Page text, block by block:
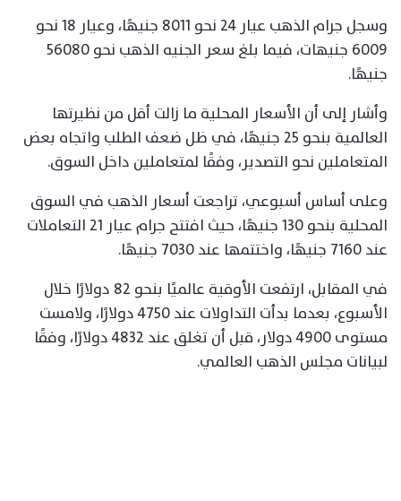
وسجل جرام الذهب عيار 24 نحو 8011 جنيهًا، وعيار 18 نحو
6009 جنيهات، فيما بلغ سعر الجنيه الذهب نحو 56080
جنيهًا.
وأشار إلى أن الأسعار المحلية ما زالت أقل من نظيرتها
العالمية بنحو 25 جنيهًا، في ظل ضعف الطلب واتجاه بعض
المتعاملين نحو التصدير، وفقًا لمتعاملين داخل السوق.
وعلى أساس أسبوعي، تراجعت أسعار الذهب في السوق
المحلية بنحو 130 جنيهًا، حيث افتتح جرام عيار 21 التعاملات
عند 7160 جنيهًا، واختتمها عند 7030 جنيهًا.
في المقابل، ارتفعت الأوقية عالميًا بنحو 82 دولارًا خلال
الأسبوع، بعدما بدأت التداولات عند 4750 دولارًا، ولامست
مستوى 4900 دولار، قبل أن تغلق عند 4832 دولارًا، وفقًا
لبيانات مجلس الذهب العالمي.